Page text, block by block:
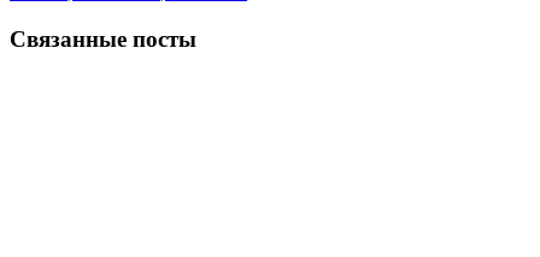
Связанные посты